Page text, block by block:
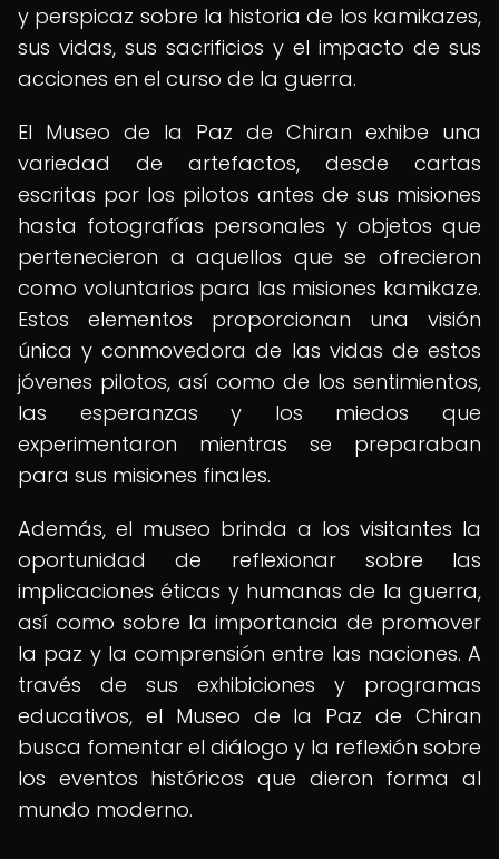
y perspicaz sobre la historia de los kamikazes,
sus vidas, sus sacrificios y el impacto de sus
acciones en el curso de la guerra.
El Museo de la Paz de Chiran exhibe una
variedad de artefactos, desde cartas
escritas por los pilotos antes de sus misiones
hasta fotografías personales y objetos que
pertenecieron a aquellos que se ofrecieron
como voluntarios para las misiones kamikaze.
Estos elementos proporcionan una visión
única y conmovedora de las vidas de estos
jóvenes pilotos, así como de los sentimientos,
las esperanzas y los miedos que
experimentaron mientras se preparaban
para sus misiones finales.
Además, el museo brinda a los visitantes la
oportunidad de reflexionar sobre las
implicaciones éticas y humanas de la guerra,
así como sobre la importancia de promover
la paz y la comprensión entre las naciones. A
través de sus exhibiciones y programas
educativos, el Museo de la Paz de Chiran
busca fomentar el diálogo y la reflexión sobre
los eventos históricos que dieron forma al
mundo moderno.